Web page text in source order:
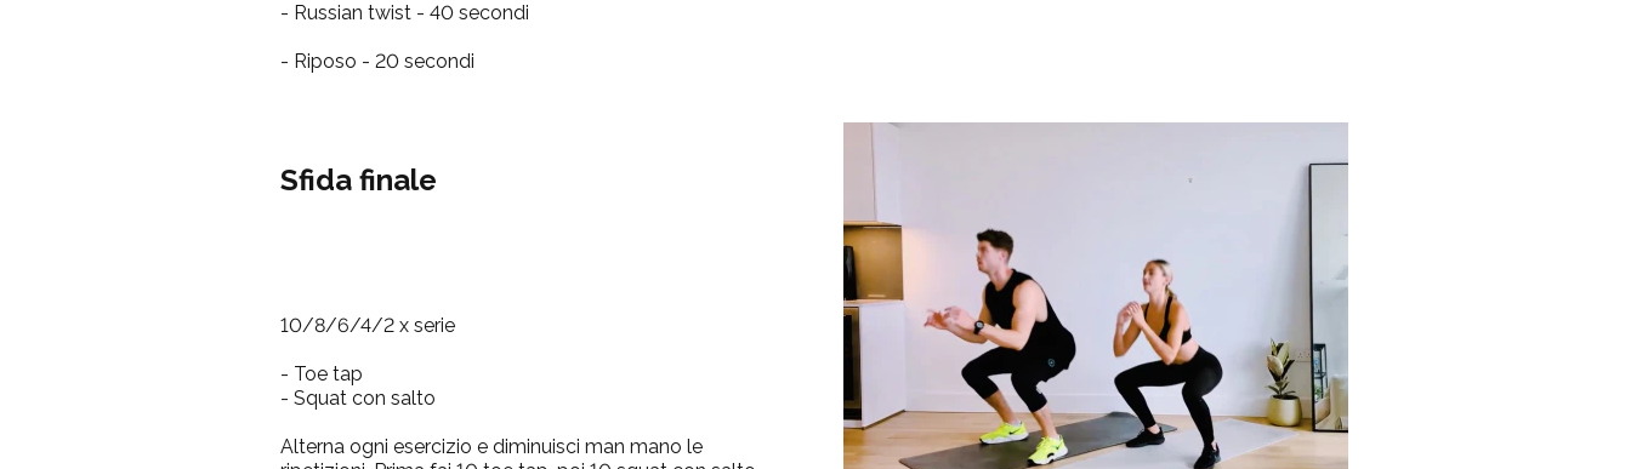
- Russian twist - 40 secondi
- Riposo - 20 secondi
Sfida finale
10/8/6/4/2 x serie
- Toe tap
- Squat con salto
Alterna ogni esercizio e diminuisci man mano le